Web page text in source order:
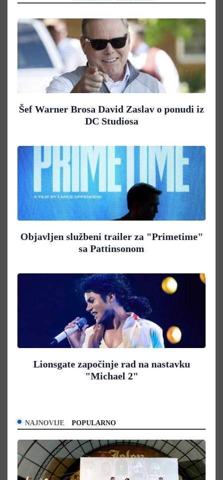
Šef Warner Brosa David Zaslav o ponudi iz
DC Studiosa
Objavljen službeni trailer za "Primetime"
sa Pattinsonom
Lionsgate započinje rad na nastavku
"Michael 2"
NAJNOVIJE POPULARNO